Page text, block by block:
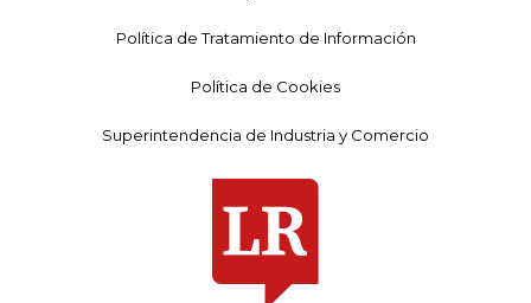
Política de Tratamiento de Información
Política de Cookies
Superintendencia de Industria y Comercio